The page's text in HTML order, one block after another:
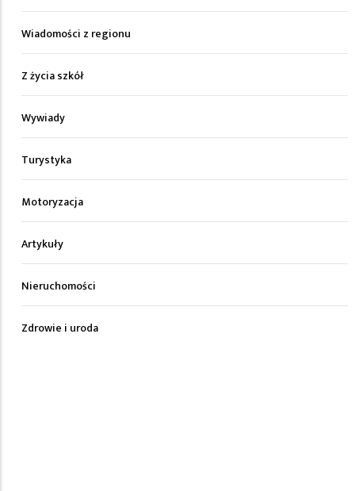
Wiadomości z regionu
Z życia szkół
Wywiady
Turystyka
Motoryzacja
Artykuły
Nieruchomości
Zdrowie i uroda